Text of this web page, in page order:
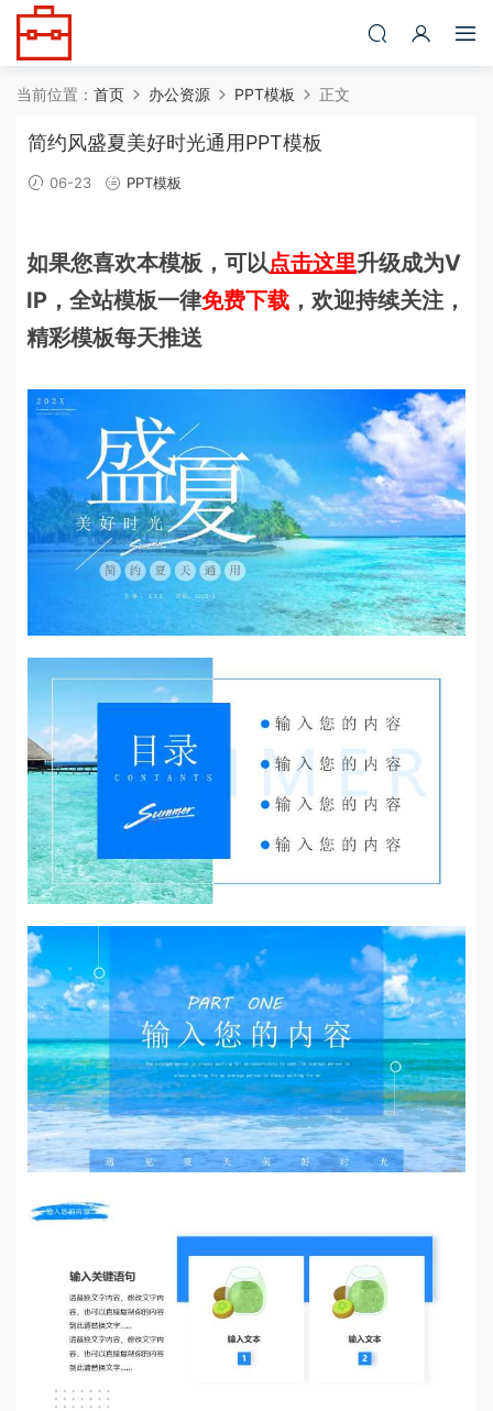
当前位置： 首页 办公资源 PPT模板 正文
简约风盛夏美好时光通用PPT模板
06-23 PPT模板
如果您喜欢本模板，可以点击这里升级成为V
IP，全站模板一律免费下载 ，欢迎持续关注，
精彩模板每天推送